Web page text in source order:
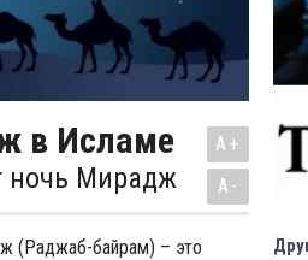
в Исламе
ночь Мирадж
A+
A-
(Раджаб-байрам) – это